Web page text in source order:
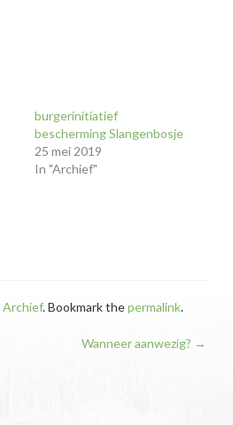
burgerinitiatief
bescherming Slangenbosje
25 mei 2019
In "Archief"
Archief. Bookmark thepermalink.
Wanneer aanwezig? →